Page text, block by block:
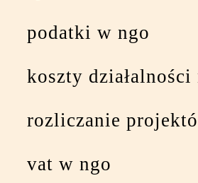
podatki w ngo
koszty działalności
rozliczanie
vat w ngo